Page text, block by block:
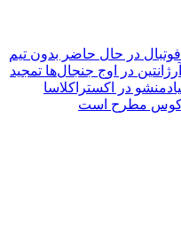
در حال حاضر بدون تیم
در اوج جنجال‌ها تمجید
در اکستراکلاسا
مطرح است